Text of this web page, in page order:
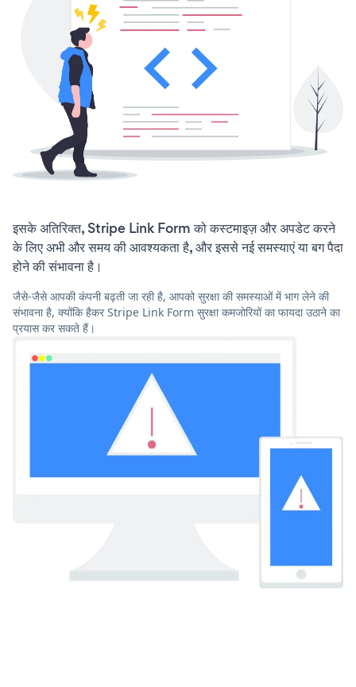
इसके अतिरिक्त, Stripe Link Form को कस्टमाइज़ और अपडेट करने
के लिए अभी और समय की आवश्यकता है, और इससे नई समस्याएं या बग पैदा
होने की संभावना है।
जैसे-जैसे आपकी कंपनी बढ़ती जा रही है, आपको सुरक्षा की समस्याओं में भाग लेने की
संभावना है, क्योंकि हैकर Stripe Link Form सुरक्षा कमजोरियों का फायदा उठाने का
प्रयास कर सकते हैं।